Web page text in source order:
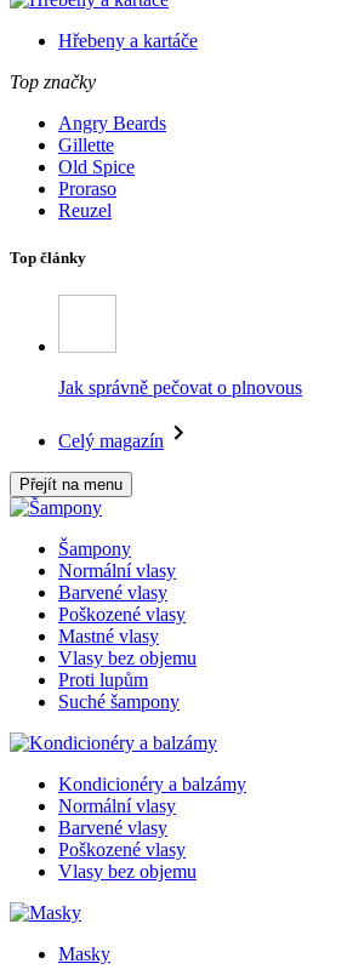
Hřebeny a kartáče
Top značky
Angry Beards
Gillette
Old Spice
Proraso
Reuzel
Top články
Jak správně pečovat o plnovous
Celý magazín
Přejít na menu
Šampony
Normální vlasy
Barvené vlasy
Poškozené vlasy
Mastné vlasy
Vlasy bez objemu
Proti lupům
Suché šampony
Kondicionéry a balzámy
Normální vlasy
Barvené vlasy
Poškozené vlasy
Vlasy bez objemu
Masky